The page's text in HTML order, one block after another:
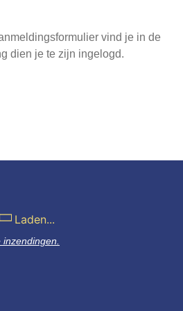
vind je in de
dien je te zijn ingelogd.
Laden...